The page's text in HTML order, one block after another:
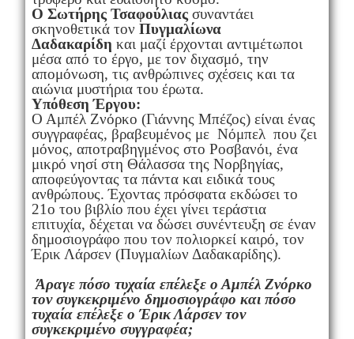
Ο Σωτήρης Τσαφούλιας συναντάει
σκηνοθετικά τον Πυγμαλίωνα
Δαδακαρίδη και μαζί έρχονται αντιμέτωποι
μέσα από το έργο, με τον διχασμό, την
απομόνωση, τις ανθρώπινες σχέσεις και τα
αιώνια μυστήρια του έρωτα.
Υπόθεση Έργου:
Ο Αμπέλ Ζνόρκο (Γιάννης Μπέζος) είναι ένας
συγγραφέας, βραβευμένος με Νόμπελ που ζει
μόνος, αποτραβηγμένος στο Ροσβανόι, ένα
μικρό νησί στη Θάλασσα της Νορβηγίας,
αποφεύγοντας τα πάντα και ειδικά τους
ανθρώπους. Έχοντας πρόσφατα εκδώσει το
21ο του βιβλίο που έχει γίνει τεράστια
επιτυχία, δέχεται να δώσει συνέντευξη σε έναν
δημοσιογράφο που τον πολιορκεί καιρό, τον
Έρικ Λάρσεν (Πυγμαλίων Δαδακαρίδης).
Άραγε πόσο τυχαία επέλεξε ο Αμπέλ Ζνόρκο
τον συγκεκριμένο δημοσιογράφο και πόσο
τυχαία επέλεξε ο Έρικ Λάρσεν τον
συγκεκριμένο συγγραφέα;